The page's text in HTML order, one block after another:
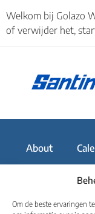
Om de beste ervaringen
Welkom bij Golazo
of verwijder het,
About